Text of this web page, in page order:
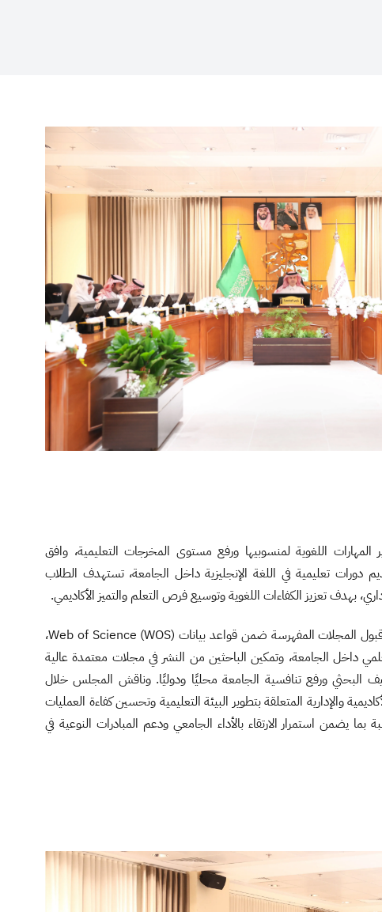
المهارات اللغوية لمنسوبيها ورفع مستوى المخرجات التعليمية، وافق
تعليمية في اللغة الإنجليزية داخل الجامعة، تستهدف الطلاب
بهدف تعزيز الكفاءات اللغوية وتوسيع فرص التعلم والتميز الأكاديمي.
كما وافق المجلس على ضوابط قبول المجلات المفهرسة ضمن قواعد بيانات Web of Science (WOS)،
داخل الجامعة، وتمكين الباحثين من النشر في مجلات معتمدة عالية
البحثي ورفع تنافسية الجامعة محليًا ودوليًا. وناقش المجلس خلال
والإدارية المتعلقة بتطوير البيئة التعليمية وتحسين كفاءة العمليات
بما يضمن استمرار الارتقاء بالأداء الجامعي ودعم المبادرات النوعية في